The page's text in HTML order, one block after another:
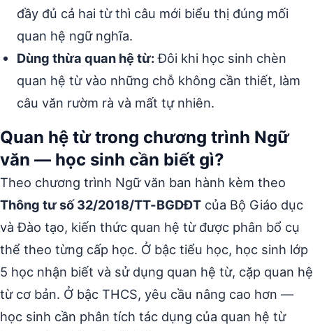
đầy đủ cả hai từ thì câu mới biểu thị đúng mối
quan hệ ngữ nghĩa.
Dùng thừa quan hệ từ:Đôi khi học sinh chèn
quan hệ từ vào những chỗ không cần thiết, làm
câu văn rườm rà và mất tự nhiên.
Quan hệ từ trong chương trình Ngữ
văn — học sinh cần biết gì?
Theo chương trình Ngữ văn ban hành kèm theo
Thông tư số 32/2018/TT-BGDĐT của Bộ Giáo dục
và Đào tạo, kiến thức quan hệ từ được phân bổ cụ
thể theo từng cấp học. Ở bậc tiểu học, học sinh lớp
5 học nhận biết và sử dụng quan hệ từ, cặp quan hệ
từ cơ bản. Ở bậc THCS, yêu cầu nâng cao hơn —
học sinh cần phân tích tác dụng của quan hệ từ